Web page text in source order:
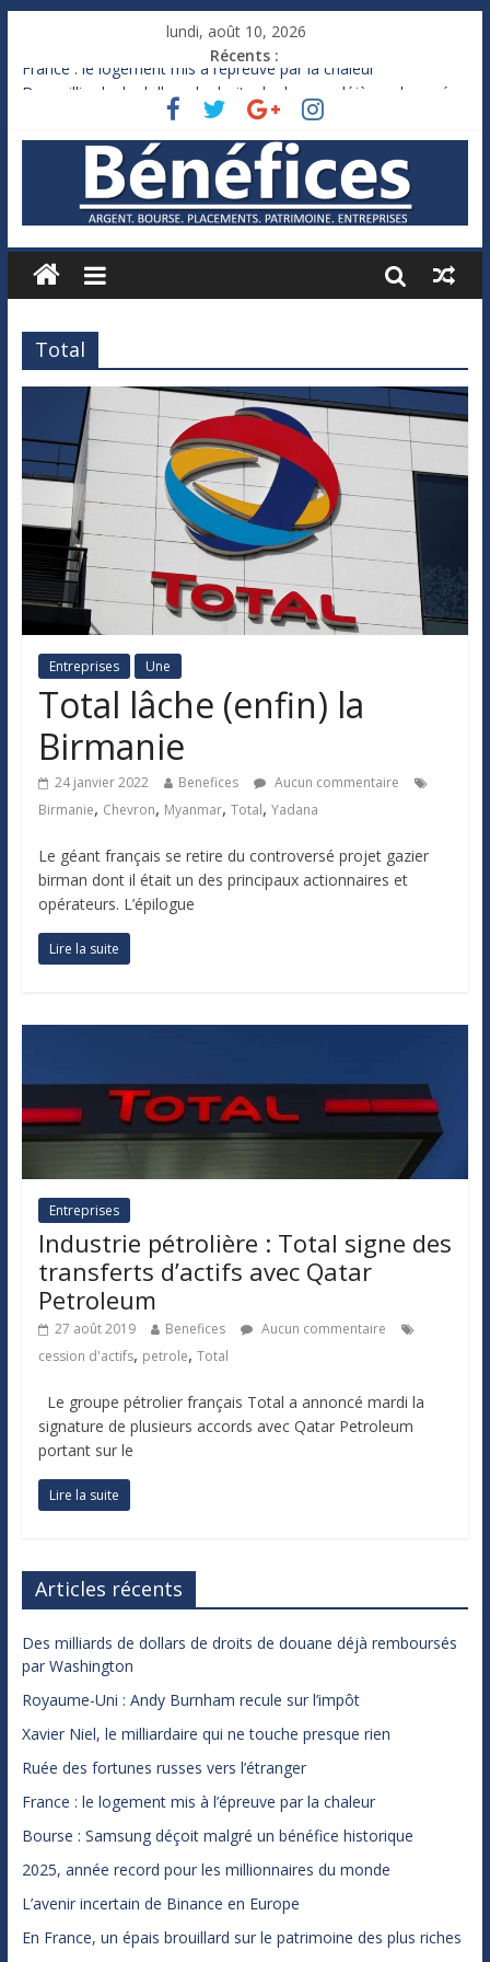
lundi, août 10, 2026
Récents :
France : le logement mis à l’épreuve par la chaleur
Des milliards de dollars de droits de douane déjà remboursés
Royaume-Uni : Andy Burnham recule sur l’impôt
Xavier Niel, le milliardaire qui ne touche presque rien
Ruée des fortunes russes vers l’étranger
Total
Entreprises Une
Total lâche (enfin) la
Birmanie
24 janvier 2022 Benefices
Aucun commentaire
Birmanie, Chevron, Myanmar, Total, Yadana
Le géant français se retire du controversé projet gazier
birman dont il était un des principaux actionnaires et
opérateurs. L’épilogue
Lire la suite
Entreprises
Industrie pétrolière : Total signe des
transferts d’actifs avec Qatar
Petroleum
27 août 2019 Benefices
Aucun commentaire
cession d'actifs, petrole, Total
Le groupe pétrolier français Total a annoncé mardi la
signature de plusieurs accords avec Qatar Petroleum
portant sur le
Lire la suite
Articles récents
Des milliards de dollars de droits de douane déjà remboursés
par Washington
Royaume-Uni : Andy Burnham recule sur l’impôt
Xavier Niel, le milliardaire qui ne touche presque rien
Ruée des fortunes russes vers l’étranger
France : le logement mis à l’épreuve par la chaleur
Bourse : Samsung déçoit malgré un bénéfice historique
2025, année record pour les millionnaires du monde
L’avenir incertain de Binance en Europe
En France, un épais brouillard sur le patrimoine des plus riches